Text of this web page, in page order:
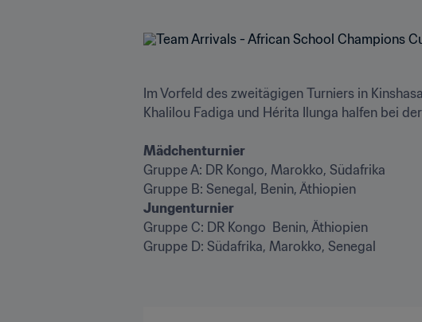
Im Vorfeld des zweitägigen Turniers in
Khalilou Fadiga und Hérita Ilunga halfen bei
Gruppe A: DR Kongo, Marokko, Südafrika
Gruppe C: DR Kongo  Benin, Äthiopien
Gruppe D: Südafrika, Marokko, Senegal